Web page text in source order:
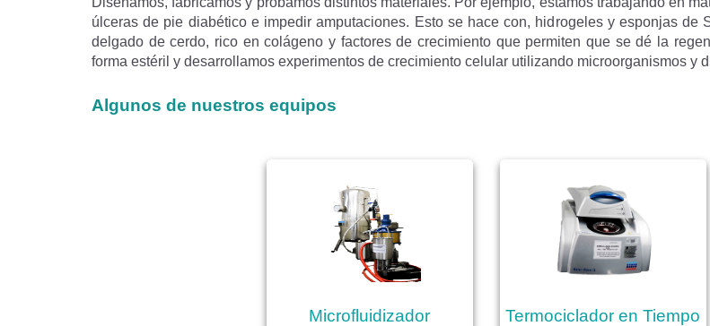
úlceras de pie diabético e impedir amputaciones. Esto se hace con, hidrogeles y esponjas de
delgado de cerdo, rico en colágeno y factores de crecimiento que permiten que se dé la
forma estéril y desarrollamos experimentos de crecimiento celular utilizando microorganismos y
Algunos de nuestros equipos
Microfluidizador
Termociclador en Tiempo